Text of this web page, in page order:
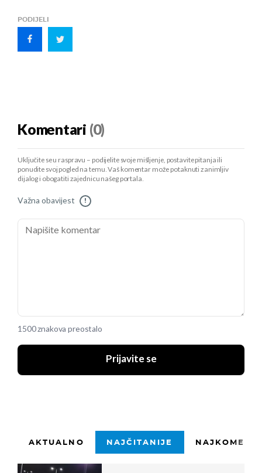
PODIJELI
Komentari (0)
Uključite se u raspravu – podijelite svoje mišljenje, postavite pitanja ili
ponudite svoj pogled na temu. Vaš komentar može potaknuti zanimljiv
dijalog i obogatiti zajednicu našeg portala.
Važna obavijest !
1500 znakova preostalo
Prijavite se
AKTUALNO NAJČITANIJE